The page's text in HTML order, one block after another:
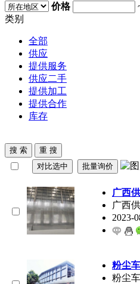
价格
类别
全部
供应
提供服务
供应二手
提供加工
提供合作
库存
广西
广西
2023-
粉尘
粉尘